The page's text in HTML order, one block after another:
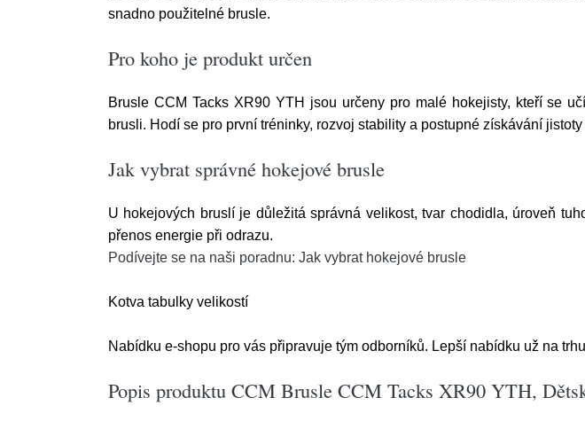
snadno použitelné brusle.
Pro koho je produkt určen
Brusle CCM Tacks XR90 YTH jsou určeny pro malé hokejisty, kteří se
brusli. Hodí se pro první tréninky, rozvoj stability a postupné získávání
Jak vybrat správné hokejové brusle
U hokejových bruslí je důležitá správná velikost, tvar chodidla, úroveň
přenos energie při odrazu.
Podívejte se na naši poradnu: Jak vybrat hokejové brusle
Kotva tabulky velikostí
Nabídku e-shopu pro vás připravuje tým odborníků. Lepší nabídku už na
Popis produktu CCM Brusle CCM Tacks XR90 YTH,